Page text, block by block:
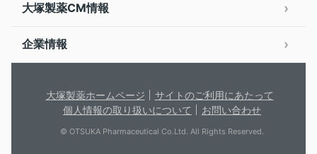
大塚製薬CM情報
企業情報
大塚製薬ホームページ
サイトのご利用にあたって
個人情報の取り扱いについて
お問い合わせ
© OTSUKA Pharmaceutical Co.Ltd. All Rights Reserved.